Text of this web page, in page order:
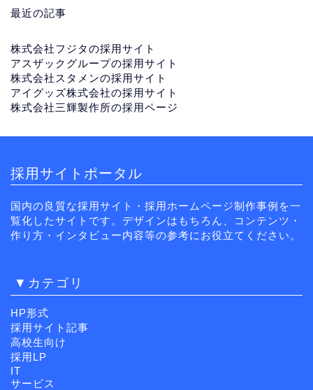
最近の記事
株式会社フジタの採用サイト
アスザックグループの採用サイト
株式会社スタメンの採用サイト
アイグッズ株式会社の採用サイト
株式会社三輝製作所の採用ページ
採用サイトポータル
国内の良質な採用サイト・採用ホームページ制作事例を一
覧化したサイトです。デザインはもちろん、コンテンツ・
作り方・インタビュー内容等の参考にお役立てください。
▼カテゴリ
HP形式
採用サイト記事
高校生向け
採用LP
IT
サービス